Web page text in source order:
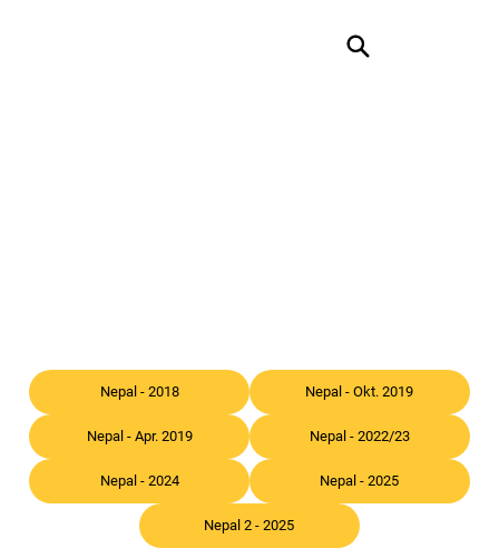
Nepal - 2018 Nepal - Okt. 2019
Nepal - Apr. 2019 Nepal - 2022/23
Nepal - 2024 Nepal - 2025
Nepal 2 - 2025